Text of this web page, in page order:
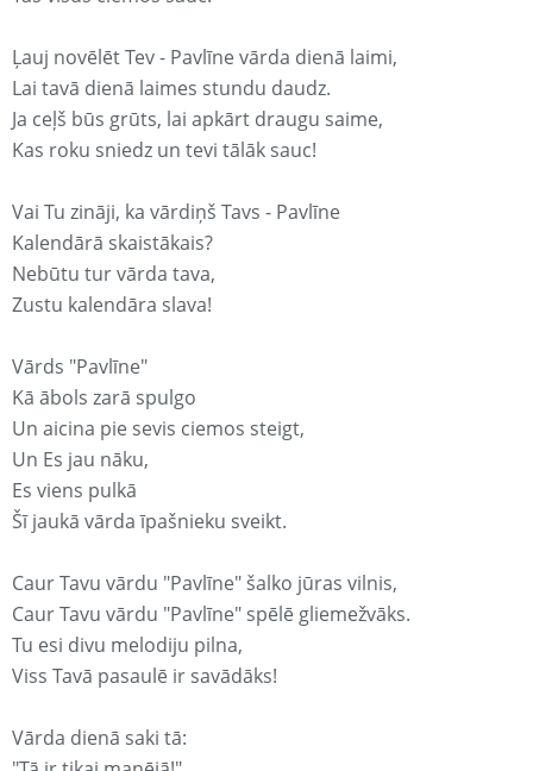
Ļauj novēlēt Tev - Pavlīne vārda dienā laimi,
Lai tavā dienā laimes stundu daudz.
Ja ceļš būs grūts, lai apkārt draugu saime,
Kas roku sniedz un tevi tālāk sauc!
Vai Tu zināji, ka vārdiņš Tavs - Pavlīne
Kalendārā skaistākais?
Nebūtu tur vārda tava,
Zustu kalendāra slava!
Vārds "Pavlīne"
Kā ābols zarā spulgo
Un aicina pie sevis ciemos steigt,
Un Es jau nāku,
Es viens pulkā
Šī jaukā vārda īpašnieku sveikt.
Caur Tavu vārdu "Pavlīne" šalko jūras vilnis,
Caur Tavu vārdu "Pavlīne" spēlē gliemežvāks.
Tu esi divu melodiju pilna,
Viss Tavā pasaulē ir savādāks!
Vārda dienā saki tā: